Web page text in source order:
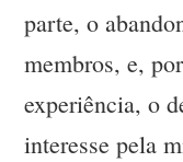
parte, o
membros, e,
experiência, o
interesse pela